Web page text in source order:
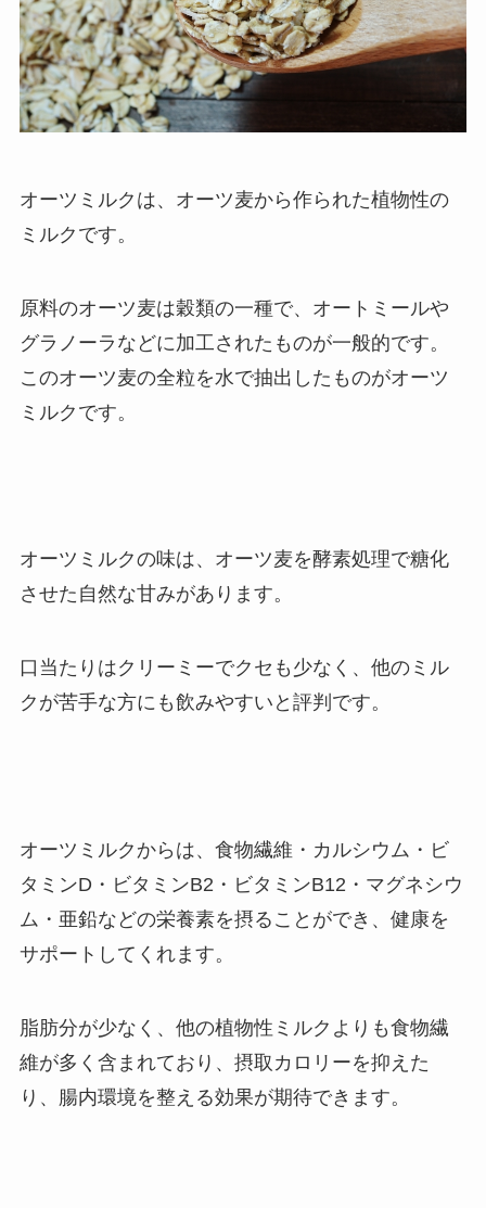
オーツミルクは、オーツ麦から作られた植物性の
ミルクです。
原料のオーツ麦は穀類の一種で、オートミールや
グラノーラなどに加工されたものが一般的です。
このオーツ麦の全粒を水で抽出したものがオーツ
ミルクです。
オーツミルクの味は、オーツ麦を酵素処理で糖化
させた自然な甘みがあります。
口当たりはクリーミーでクセも少なく、他のミル
クが苦手な方にも飲みやすいと評判です。
オーツミルクからは、食物繊維・カルシウム・ビ
タミンD・ビタミンB2・ビタミンB12・マグネシウ
ム・亜鉛などの栄養素を摂ることができ、健康を
サポートしてくれます。
脂肪分が少なく、他の植物性ミルクよりも食物繊
維が多く含まれており、摂取カロリーを抑えた
り、腸内環境を整える効果が期待できます。